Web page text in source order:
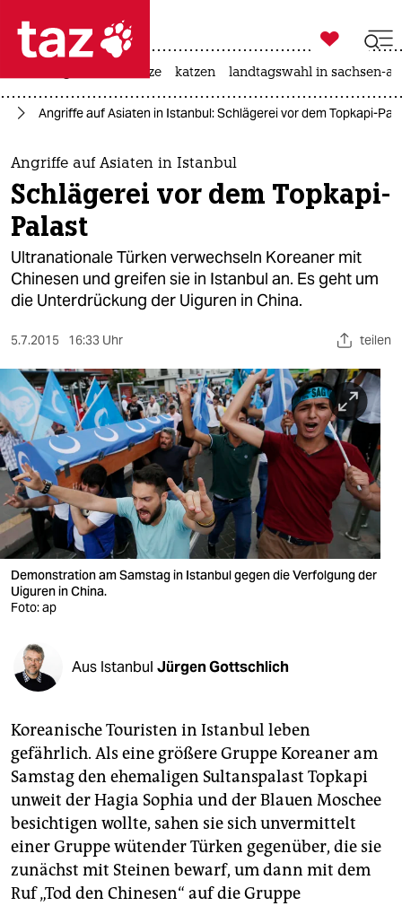
 taz zahl ich
taz zahl ich
themen
politik
öko
gesellschaft
sport
berlin
nord
wahrheit
verlag
verlag
veranstaltungen
fragen & hilfe
abo
genossenschaft
epaper login

taz zahl ich
hitze katzen landtagswahl in sachsen-
Angriffe auf Asiaten in Istanbul: Schlägerei vor dem Topkapi-
Angriffe auf Asiaten in Istanbul
Schlägerei vor dem Topkapi-
Palast
Ultranationale Türken verwechseln Koreaner mit
Chinesen und greifen sie in Istanbul an. Es geht um
die Unterdrückung der Uiguren in China.
5.7.2015 16:33 Uhr teilen
Demonstration am Samstag in Istanbul gegen die Verfolgung der
Uiguren in China.
Foto: ap
Aus Istanbul Jürgen Gottschlich
Koreanische Touristen in Istanbul leben
gefährlich. Als eine größere Gruppe Koreaner am
Samstag den ehemaligen Sultanspalast Topkapi
unweit der Hagia Sophia und der Blauen Moschee
besichtigen wollte, sahen sie sich unvermittelt
einer Gruppe wütender Türken gegenüber, die sie
zunächst mit Steinen bewarf, um dann mit dem
Ruf „Tod den Chinesen“ auf die Gruppe